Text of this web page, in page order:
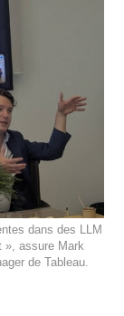
dans des LLM
», assure Mark
de Tableau.